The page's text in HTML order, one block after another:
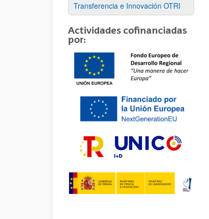
Transferencia e Innovación OTRI
Actividades cofinanciadas
por: